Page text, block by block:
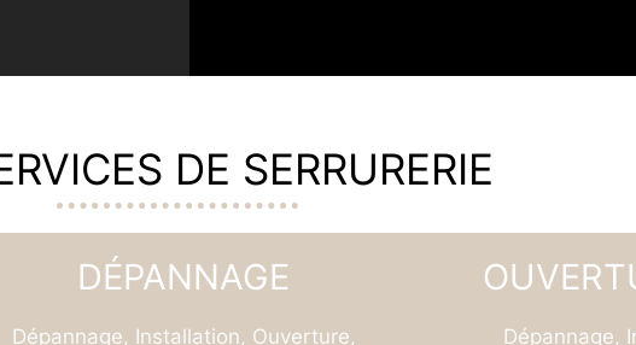
DE SERRURERIE
DÉPANNAGE
Dépannage, Installation, Ouverture,
Dépannage,